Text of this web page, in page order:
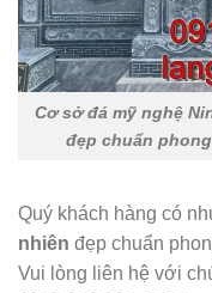
Cơ sở đá mỹ nghệ
đẹp chuẩn
Quý khách hàng có
nhiên đẹp chuẩn
Vui lòng liên hệ với